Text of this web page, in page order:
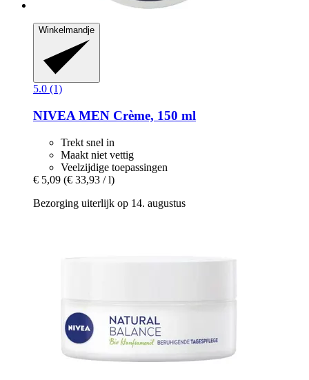
Winkelmandje
5.0 (1)
NIVEA MEN Crème, 150 ml
Trekt snel in
Maakt niet vettig
Veelzijdige toepassingen
€ 5,09 (€ 33,93 / l)
Bezorging uiterlijk op 14. augustus